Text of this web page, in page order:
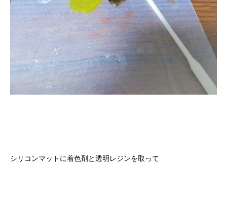
シリコンマットに着色剤と透明レジンを取って